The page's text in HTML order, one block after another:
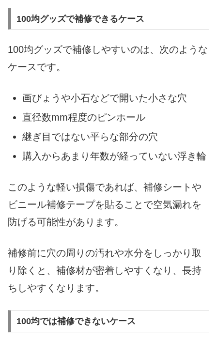
100均グッズで補修できるケース
100均グッズで補修しやすいのは、次のような
ケースです。
画びょうや小石などで開いた小さな穴
直径数mm程度のピンホール
継ぎ目ではない平らな部分の穴
購入からあまり年数が経っていない浮き輪
このような軽い損傷であれば、補修シートや
ビニール補修テープを貼ることで空気漏れを
防げる可能性があります。
補修前に穴の周りの汚れや水分をしっかり取
り除くと、補修材が密着しやすくなり、長持
ちしやすくなります。
100均では補修できないケース